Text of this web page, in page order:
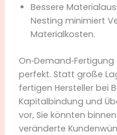
Bessere
Nesting minimiert
Materialkosten.
perfekt. Statt große
fertigen Hersteller bei
Kapitalbindung und
vor, Sie könnten
veränderte